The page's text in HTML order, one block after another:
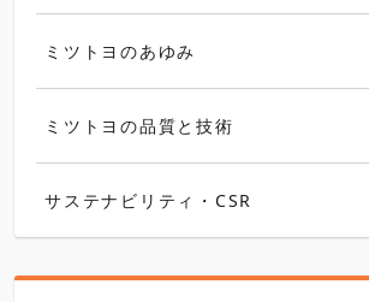
ミツトヨのあゆみ
ミツトヨの品質と技術
サステナビリティ・CSR